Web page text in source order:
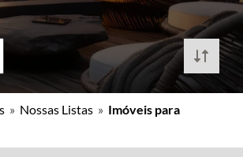
» Nossas Listas » Imóveis para